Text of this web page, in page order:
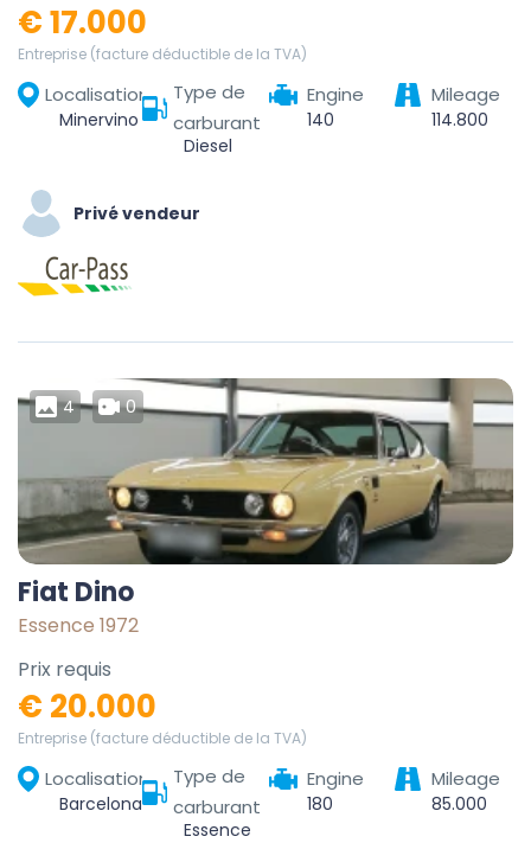
€ 17.000
Entreprise (facture déductible de la TVA)
Localisation
Minervino Murge, Barletta-Andria-Trani, Puglia, 76013, Italia
Type de
carburant
Diesel
Engine
140
Mileage
114.800
Privé vendeur
4 0
Fiat Dino
Essence 1972
Prix requis
€ 20.000
Entreprise (facture déductible de la TVA)
Localisation
Barcelona, Barcelonès, Barcelona, Catalonia, Spain
Type de
carburant
Essence
Engine
180
Mileage
85.000